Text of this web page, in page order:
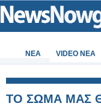
ΝΕΑ VIDEO NEA
ΤΟ ΣΩΜΑ ΜΑΣ